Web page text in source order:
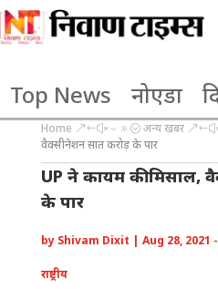
Top News नोएडा
Home &#x39; अन्य खबर
वैक्सीनेशन सात करोड़ के पार
UP ने कायम की मिसाल,
के पार
by Shivam Dixit | Aug 28, 2021
राष्ट्रीय